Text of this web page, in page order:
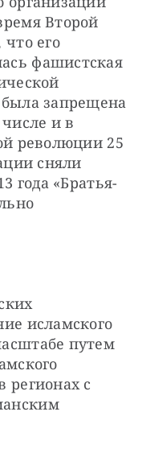
Второй
его
фашистская
была запрещена
и в
революции 25
сняли
года «Братья-
исламского
путем
регионах с